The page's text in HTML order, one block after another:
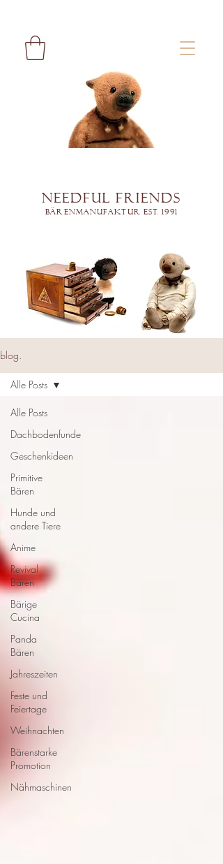
Needful Friends
Bärenmanufaktur est. 1991
blog.
Alle Posts
Dachbodenfunde
Geschenkideen
Primitive
Bären
Hunde und
andere Tiere
Anime
Revival
Bären
Bärige
Cucina
Panda
Bären
Jahreszeiten
Feste und
Feiertage
Weihnachten
Bärenstarke
Promotion
Nähmaschinen
Alle Posts